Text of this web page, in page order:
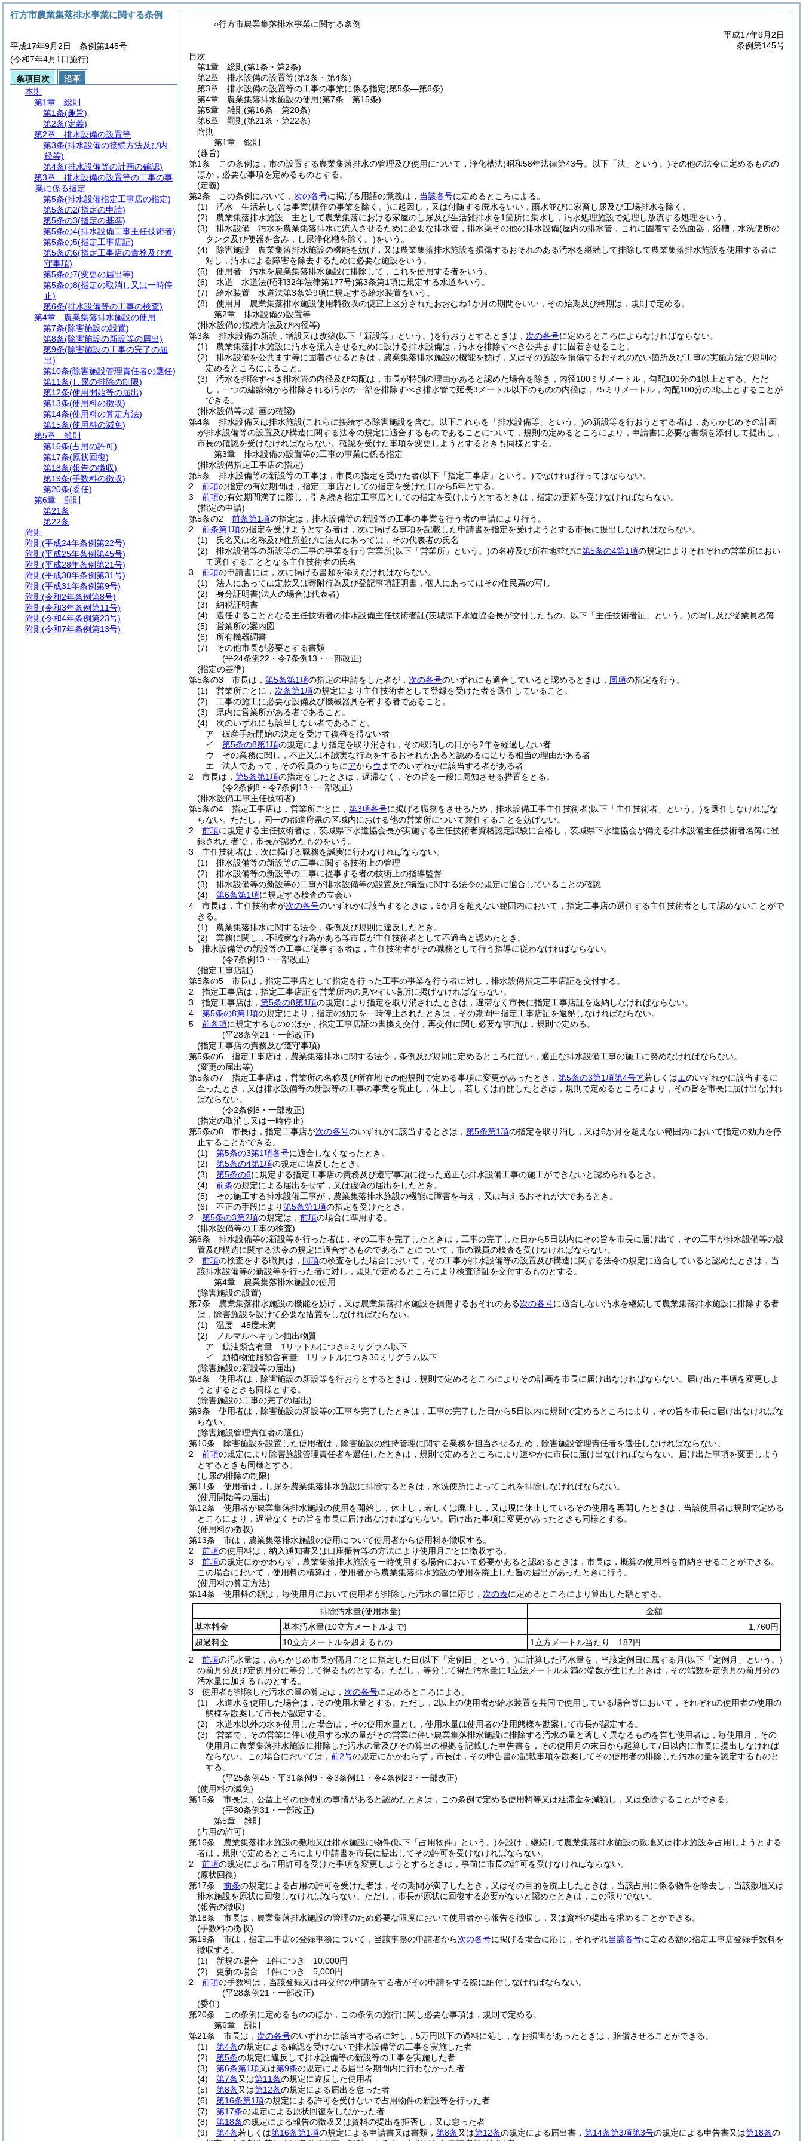
○行方市農業集落排水事業に関する条例
平成17年9月2日
条例第145号
目次
第1章
総則 (第1条・第2条)
第2章
排水設備の設置等(第3条・第4条)
第3章
排水設備の設置等の工事の事業に係る指定(第5条―第6条)
第4章
農業集落排水施設の使用(第7条―第15条)
第5章
雑則 (第16条―第20条)
第6章
罰則 (第21条・第22条)
附則
第1章
総則
(趣旨)
第1条
この条例は，市の設置する農業集落排水の管理及び使用について，浄化槽法(昭和58年法律第43号。以下「法」という。)その他の法令に定めるものの
ほか，必要な事項を定めるものとする。
(定義)
第2条
この条例において， 次の各号に掲げる用語の意義は， 当該各号に定めるところによる。
(1)
汚水 生活若しくは事業(耕作の事業を除く。)に起因し，又は付随する廃水をいい，雨水並びに家畜し尿及び工場排水を除く。
(2)
農業集落排水施設 主として農業集落における家屋のし尿及び生活雑排水を1箇所に集水し，汚水処理施設で処理し放流する処理をいう。
(3)
排水設備 汚水を農業集落排水に流入させるために必要な排水管，排水渠その他の排水設備(屋内の排水管，これに固着する洗面器，浴槽，水洗便所の
タンク及び便器を含み，し尿浄化槽を除く。)をいう。
(4)
除害施設 農業集落排水施設の機能を妨げ，又は農業集落排水施設を損傷するおそれのある汚水を継続して排除して農業集落排水施設を使用する者に
対し，汚水による障害を除去するために必要な施設をいう。
(5)
使用者 汚水を農業集落排水施設に排除して，これを使用する者をいう。
(6)
水道 水道法(昭和32年法律第177号)第3条第1項に規定する水道をいう。
(7)
給水装置 水道法第3条第9項に規定する給水装置をいう。
(8)
使用月 農業集落排水施設使用料徴収の便宜上区分されたおおむね1か月の期間をいい，その始期及び終期は，規則で定める。
第2章
排水設備の設置等
(排水設備の接続方法及び内径等)
第3条
排水設備の新設，増設又は改築(以下「新設等」という。)を行おうとするときは， 次の各号に定めるところによらなければならない。
(1)
農業集落排水施設に汚水を流入させるために設ける排水設備は，汚水を排除すべき公共ますに固着させること。
(2)
排水設備を公共ます等に固着させるときは，農業集落排水施設の機能を妨げ，又はその施設を損傷するおそれのない箇所及び工事の実施方法で規則の
定めるところによること。
(3)
汚水を排除すべき排水管の内径及び勾配は，市長が特別の理由があると認めた場合を除き，内径100ミリメートル，勾配100分の1以上とする。 ただ
し，一つの建築物から排除される汚水の一部を排除すべき排水管で延長3メートル以下のものの内径は，75ミリメートル，勾配100分の3以上とすることが
できる。
(排水設備等の計画の確認)
第4条
排水設備又は排水施設(これらに接続する除害施設を含む。以下これらを「排水設備等」という。)の新設等を行おうとする者は，あらかじめその計画
が排水設備等の設置及び構造に関する法令の規定に適合するものであることについて，規則の定めるところにより，申請書に必要な書類を添付して提出し，
市長の確認を受けなければならない。 確認を受けた事項を変更しようとするときも同様とする。
第3章
排水設備の設置等の工事の事業に係る指定
(排水設備指定工事店の指定)
第5条
排水設備等の新設等の工事は，市長の指定を受けた者(以下「指定工事店」という。)でなければ行ってはならない。
2
前項の指定の有効期間は，指定工事店としての指定を受けた日から5年とする。
3
前項の有効期間満了に際し，引き続き指定工事店としての指定を受けようとするときは，指定の更新を受けなければならない。
(指定の申請)
第5条の2
前条第1項の指定は，排水設備等の新設等の工事の事業を行う者の申請により行う。
2
前条第1項の指定を受けようとする者は，次に掲げる事項を記載した申請書を指定を受けようとする市長に提出しなければならない。
(1)
氏名又は名称及び住所並びに法人にあっては，その代表者の氏名
(2)
排水設備等の新設等の工事の事業を行う営業所(以下「営業所」という。)の名称及び所在地並びに第5条の4第1項の規定によりそれぞれの営業所におい
て選任することとなる主任技術者の氏名
3
前項の申請書には，次に掲げる書類を添えなければならない。
(1)
法人にあっては定款又は寄附行為及び登記事項証明書，個人にあってはその住民票の写し
(2)
身分証明書(法人の場合は代表者)
(3)
納税証明書
(4)
選任することとなる主任技術者の排水設備主任技術者証(茨城県下水道協会長が交付したもの。以下「主任技術者証」という。)の写し及び従業員名簿
(5)
営業所の案内図
(6)
所有機器調書
(7)
その他市長が必要とする書類
(平24条例22・令7条例13・一部改正)
(指定の基準)
第5条の3
市長は， 第5条第1項の指定の申請をした者が， 次の各号のいずれにも適合していると認めるときは， 同項の指定を行う。
(1)
営業所ごとに， 次条第1項の規定により主任技術者として登録を受けた者を選任していること。
(2)
工事の施工に必要な設備及び機械器具を有する者であること。
(3)
県内に営業所がある者であること。
(4)
次のいずれにも該当しない者であること。
ア
破産手続開始の決定を受けて復権を得ない者
イ
第5条の8第1項の規定により指定を取り消され，その取消しの日から2年を経過しない者
ウ
その業務に関し，不正又は不誠実な行為をするおそれがあると認めるに足りる相当の理由がある者
エ
法人であって，その役員のうちにアからウ までのいずれかに該当する者がある者
2
市長は， 第5条第1項の指定をしたときは，遅滞なく，その旨を一般に周知させる措置をとる。
(令2条例8・令7条例13・一部改正)
(排水設備工事主任技術者)
第5条の4
指定工事店は，営業所ごとに， 第3項各号に掲げる職務をさせるため，排水設備工事主任技術者(以下「主任技術者」という。)を選任しなければな
らない。 ただし，同一の都道府県の区域内における他の営業所について兼任することを妨げない。
2
前項に規定する主任技術者は，茨城県下水道協会長が実施する主任技術者資格認定試験に合格し，茨城県下水道協会が備える排水設備主任技術者名簿に登
録された者で，市長が認めたものをいう。
3
主任技術者は，次に掲げる職務を誠実に行わなければならない。
(1)
排水設備等の新設等の工事に関する技術上の管理
(2)
排水設備等の新設等の工事に従事する者の技術上の指導監督
(3)
排水設備等の新設等の工事が排水設備等の設置及び構造に関する法令の規定に適合していることの確認
(4)
第6条第1項に規定する検査の立会い
4
市長は，主任技術者が次の各号のいずれかに該当するときは，6か月を超えない範囲内において，指定工事店の選任する主任技術者として認めないことがで
きる。
(1)
農業集落排水に関する法令，条例及び規則に違反したとき。
(2)
業務に関し，不誠実な行為がある等市長が主任技術者として不適当と認めたとき。
5
排水設備等の新設等の工事に従事する者は，主任技術者がその職務として行う指導に従わなければならない。
(令7条例13・一部改正)
(指定工事店証)
第5条の5
市長は，指定工事店として指定を行った工事の事業を行う者に対し，排水設備指定工事店証を交付する。
2
指定工事店は，指定工事店証を営業所内の見やすい場所に掲げなければならない。
3
指定工事店は， 第5条の8第1項の規定により指定を取り消されたときは，遅滞なく市長に指定工事店証を返納しなければならない。
4
第5条の8第1項の規定により，指定の効力を一時停止されたときは，その期間中指定工事店証を返納しなければならない。
5
前各項に規定するもののほか，指定工事店証の書換え交付，再交付に関し必要な事項は，規則で定める。
(平28条例21・一部改正)
(指定工事店の責務及び遵守事項)
第5条の6
指定工事店は，農業集落排水に関する法令，条例及び規則に定めるところに従い，適正な排水設備工事の施工に努めなければならない。
(変更の届出等)
第5条の7
指定工事店は，営業所の名称及び所在地その他規則で定める事項に変更があったとき， 第5条の3第1項第4号ア若しくはエのいずれかに該当するに
至ったとき，又は排水設備等の新設等の工事の事業を廃止し，休止し，若しくは再開したときは，規則で定めるところにより，その旨を市長に届け出なけれ
ばならない。
(令2条例8・一部改正)
(指定の取消し又は一時停止)
第5条の8
市長は，指定工事店が次の各号のいずれかに該当するときは， 第5条第1項の指定を取り消し，又は6か月を超えない範囲内において指定の効力を停
止することができる。
(1)
第5条の3第1項各号に適合しなくなったとき。
(2)
第5条の4第1項の規定に違反したとき。
(3)
第5条の6に規定する指定工事店の責務及び遵守事項に従った適正な排水設備工事の施工ができないと認められるとき。
(4)
前条の規定による届出をせず，又は虚偽の届出をしたとき。
(5)
その施工する排水設備工事が，農業集落排水施設の機能に障害を与え，又は与えるおそれが大であるとき。
(6)
不正の手段により第5条第1項の指定を受けたとき。
2
第5条の3第2項の規定は， 前項の場合に準用する。
(排水設備等の工事の検査)
第6条
排水設備等の新設等を行った者は，その工事を完了したときは，工事の完了した日から5日以内にその旨を市長に届け出て，その工事が排水設備等の設
置及び構造に関する法令の規定に適合するものであることについて，市の職員の検査を受けなければならない。
2
前項の検査をする職員は， 同項の検査をした場合において，その工事が排水設備等の設置及び構造に関する法令の規定に適合していると認めたときは，当
該排水設備等の新設等を行った者に対し，規則で定めるところにより検査済証を交付するものとする。
第4章
農業集落排水施設の使用
(除害施設の設置)
第7条
農業集落排水施設の機能を妨げ，又は農業集落排水施設を損傷するおそれのある次の各号に適合しない汚水を継続して農業集落排水施設に排除する者
は，除害施設を設けて必要な措置をしなければならない。
(1)
温度 45度未満
(2)
ノルマルヘキサン抽出物質
ア
鉱油類含有量 1リットルにつき5ミリグラム以下
イ
動植物油脂類含有量 1リットルにつき30ミリグラム以下
(除害施設の新設等の届出)
第8条
使用者は，除害施設の新設等を行おうとするときは，規則で定めるところによりその計画を市長に届け出なければならない。
届け出た事項を変更しよ
うとするときも同様とする。
(除害施設の工事の完了の届出)
第9条
使用者は，除害施設の新設等の工事を完了したときは，工事の完了した日から5日以内に規則で定めるところにより，その旨を市長に届け出なければな
らない。
(除害施設管理責任者の選任)
第10条
除害施設を設置した使用者は，除害施設の維持管理に関する業務を担当させるため，除害施設管理責任者を選任しなければならない。
2
前項の規定により除害施設管理責任者を選任したときは，規則で定めるところにより速やかに市長に届け出なければならない。
届け出た事項を変更しよう
とするときも同様とする。
(し尿の排除の制限)
第11条
使用者は，し尿を農業集落排水施設に排除するときは，水洗便所によってこれを排除しなければならない。
(使用開始等の届出)
第12条
使用者が農業集落排水施設の使用を開始し，休止し，若しくは廃止し，又は現に休止しているその使用を再開したときは，当該使用者は規則で定める
ところにより，遅滞なくその旨を市長に届け出なければならない。
届け出た事項に変更があったときも同様とする。
(使用料の徴収)
第13条
市は，農業集落排水施設の使用について使用者から使用料を徴収する。
2
前項の使用料は，納入通知書又は口座振替等の方法により使用月ごとに徴収する。
3
前項の規定にかかわらず，農業集落排水施設を一時使用する場合において必要があると認めるときは，市長は，概算の使用料を前納させることができる。
この場合において，使用料の精算は，使用者から農業集落排水施設の使用を廃止した旨の届出があったときに行う。
(使用料の算定方法)
第14条
使用料の額は，毎使用月において使用者が排除した汚水の量に応じ， 次の表に定めるところにより算出した額とする。
排除汚水量(使用水量)
金額
基本料金
基本汚水量(10立方メートルまで)
1,760円
超過料金
10立方メートルを超えるもの
1立方メートル当たり 187円
2
前項の汚水量は，あらかじめ市長が隔月ごとに指定した日(以下「定例日」という。)に計算した汚水量を，当該定例日に属する月(以下「定例月」という。)
の前月分及び定例月分に等分して得るものとする。 ただし，等分して得た汚水量に1立法メートル未満の端数が生じたときは，その端数を定例月の前月分の
汚水量に加えるものとする。
3
使用者が排除した汚水の量の算定は， 次の各号に定めるところによる。
(1)
水道水を使用した場合は，その使用水量とする。 ただし，2以上の使用者が給水装置を共同で使用している場合等において，それぞれの使用者の使用の
態様を勘案して市長が認定する。
(2)
水道水以外の水を使用した場合は，その使用水量とし，使用水量は使用者の使用態様を勘案して市長が認定する。
(3)
営業で，その営業に伴い使用する水の量がその営業に伴い農業集落排水施設に排除する汚水の量と著しく異なるものを営む使用者は，毎使用月，その
使用月に農業集落排水施設に排除した汚水の量及びその算出の根拠を記載した申告書を，その使用月の末日から起算して7日以内に市長に提出しなければ
ならない。
この場合においては， 前2号の規定にかかわらず，市長は，その申告書の記載事項を勘案してその使用者の排除した汚水の量を認定するものと
する。
(平25条例45・平31条例9・令3条例11・令4条例23・一部改正)
(使用料の減免)
第15条
市長は，公益上その他特別の事情があると認めたときは，この条例で定める使用料等又は延滞金を減額し，又は免除することができる。
(平30条例31・一部改正)
第5章
雑則
(占用の許可)
第16条
農業集落排水施設の敷地又は排水施設に物件(以下「占用物件」という。)を設け，継続して農業集落排水施設の敷地又は排水施設を占用しようとする
者は，規則で定めるところにより申請書を市長に提出してその許可を受けなければならない。
2
前項の規定による占用許可を受けた事項を変更しようとするときは，事前に市長の許可を受けなければならない。
(原状回復)
第17条
前条の規定による占用の許可を受けた者は，その期間が満了したとき，又はその目的を廃止したときは，当該占用に係る物件を除去し，当該敷地又は
排水施設を原状に回復しなければならない。 ただし，市長が原状に回復する必要がないと認めたときは，この限りでない。
(報告の徴収)
第18条
市長は，農業集落排水施設の管理のため必要な限度において使用者から報告を徴収し，又は資料の提出を求めることができる。
(手数料の徴収)
第19条
市は，指定工事店の登録事務について，当該事務の申請者から次の各号に掲げる場合に応じ，それぞれ当該各号に定める額の指定工事店登録手数料を
徴収する。
(1)
新規の場合 1件につき 10,000円
(2)
更新の場合 1件につき 5,000円
2
前項の手数料は，当該登録又は再交付の申請をする者がその申請をする際に納付しなければならない。
(平28条例21・一部改正)
(委任)
第20条
この条例に定めるもののほか，この条例の施行に関し必要な事項は，規則で定める。
第6章
罰則
第21条
市長は， 次の各号のいずれかに該当する者に対し，5万円以下の過料に処し，なお損害があったときは，賠償させることができる。
(1)
第4条の規定による確認を受けないで排水設備等の工事を実施した者
(2)
第5条の規定に違反して排水設備等の新設等の工事を実施した者
(3)
第6条第1項又は第9条の規定による届出を期間内に行わなかった者
(4)
第7条又は第11条の規定に違反した使用者
(5)
第8条又は第12条の規定による届出を怠った者
(6)
第16条第1項の規定による許可を受けないで占用物件の新設等を行った者
(7)
第17条の規定による原状回復をしなかった者
(8)
第18条の規定による報告の徴収又は資料の提出を拒否し，又は怠った者
(9)
第4条若しくは第16条第1項の規定による申請書又は書類， 第8条又は第12条の規定による届出書， 第14条第3項第3号の規定による申告書又は第18条の
行方市農業集落排水事業に関する条例
平成17年9月2日 条例第145号
(令和7年4月1日施行)
条項目次
沿革
本則
第1章
総則
第1条(趣旨)
第2条(定義)
第2章
排水設備の設置等
第3条(排水設備の接続方法及び内
径等)
第4条(排水設備等の計画の確認)
第3章
排水設備の設置等の工事の事
業に係る指定
第5条(排水設備指定工事店の指定)
第5条の2(指定の申請)
第5条の3(指定の基準)
第5条の4(排水設備工事主任技術者)
第5条の5(指定工事店証)
第5条の6(指定工事店の責務及び遵
守事項)
第5条の7(変更の届出等)
第5条の8(指定の取消し又は一時停
止)
第6条(排水設備等の工事の検査)
第4章
農業集落排水施設の使用
第7条(除害施設の設置)
第8条(除害施設の新設等の届出)
第9条(除害施設の工事の完了の届
出)
第10条(除害施設管理責任者の選任)
第11条(し尿の排除の制限)
第12条(使用開始等の届出)
第13条(使用料の徴収)
第14条(使用料の算定方法)
第15条(使用料の減免)
第5章
雑則
第16条(占用の許可)
第17条(原状回復)
第18条(報告の徴収)
第19条(手数料の徴収)
第20条(委任)
第6章
罰則
第21条
第22条
附則
附則 (平成24年条例第22号)
附則 (平成25年条例第45号)
附則 (平成28年条例第21号)
附則 (平成30年条例第31号)
附則 (平成31年条例第9号)
附則 (令和2年条例第8号)
附則 (令和3年条例第11号)
附則 (令和4年条例第23号)
附則 (令和7年条例第13号)